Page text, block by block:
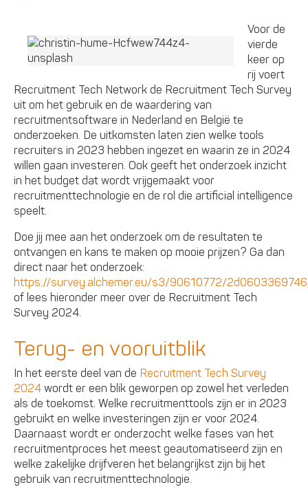
Voor de
vierde
keer op
rij voert
Recruitment Tech Network de Recruitment Tech Survey
uit om het gebruik en de waardering van
recruitmentsoftware in Nederland en België te
onderzoeken. De uitkomsten laten zien welke tools
recruiters in 2023 hebben ingezet en waarin ze in 2024
willen gaan investeren. Ook geeft het onderzoek inzicht
in het budget dat wordt vrijgemaakt voor
recruitmenttechnologie en de rol die artificial intelligence
speelt.
Doe jij mee aan het onderzoek om de resultaten te
ontvangen en kans te maken op mooie prijzen? Ga dan
direct naar het onderzoek:
https://survey.alchemer.eu/s3/90610772/2d0603369746
of lees hieronder meer over de Recruitment Tech
Survey 2024.
Terug- en vooruitblik
In het eerste deel van de Recruitment Tech Survey
2024 wordt er een blik geworpen op zowel het verleden
als de toekomst. Welke recruitmenttools zijn er in 2023
gebruikt en welke investeringen zijn er voor 2024.
Daarnaast wordt er onderzocht welke fases van het
recruitmentproces het meest geautomatiseerd zijn en
welke zakelijke drijfveren het belangrijkst zijn bij het
gebruik van recruitmenttechnologie.